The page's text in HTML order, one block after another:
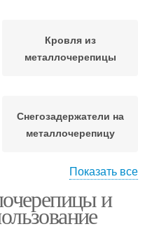
Кровля из
металлочерепицы
Снегозадержатели на
металлочерепицу
металлочерепицу
Показать все
и